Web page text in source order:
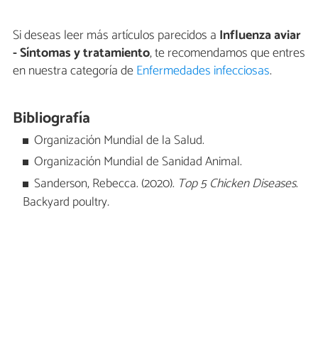
Si deseas leer más artículos parecidos a Influenza aviar
- Síntomas y tratamiento, te recomendamos que entres
en nuestra categoría deEnfermedades infecciosas.
Bibliografía
Organización Mundial de la Salud.
Organización Mundial de Sanidad Animal.
Sanderson, Rebecca. (2020). Top 5 Chicken Diseases.
Backyard poultry.